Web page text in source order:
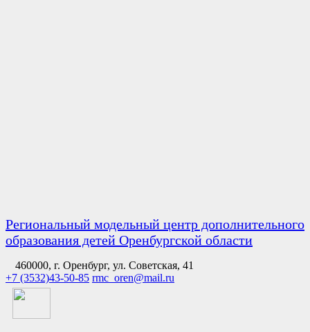
Региональный модельный центр дополнительного
образования детей Оренбургской области
460000, г. Оренбург, ул. Советская, 41
+7 (3532)43-50-85 rmc_oren@mail.ru